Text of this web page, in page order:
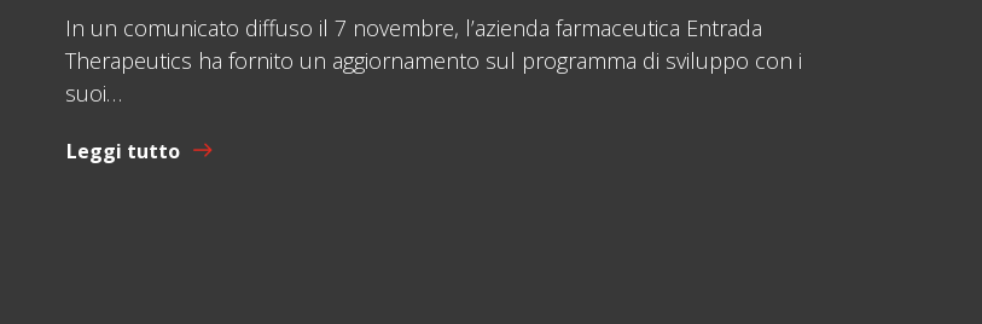
In un comunicato diffuso il 7 novembre, l’azienda farmaceutica Entrada
Therapeutics ha fornito un aggiornamento sul programma di sviluppo con i
suoi…
Leggi tutto